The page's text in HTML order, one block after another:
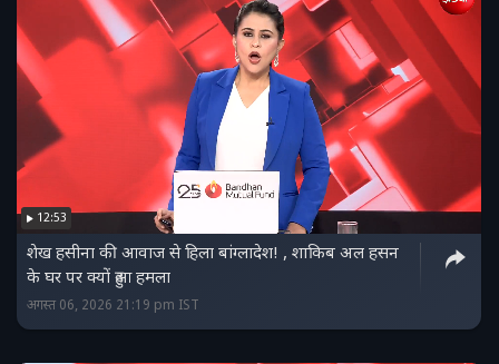
12:53
शेख हसीना की आवाज से हिला बांग्लादेश! , शाकिब अल हसन
के घर पर क्यों हुआ हमला
अगस्त 06, 2026 21:19 pm IST